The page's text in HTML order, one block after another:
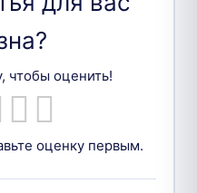
чтобы оценить!
оценку первым.